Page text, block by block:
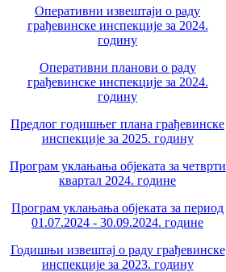
Оперативни извештаји о раду
грађевинске инспекције за 2024.
годину
Оперативни планови о раду
грађевинске инспекције за 2024.
годину
Предлог годишњег плана грађевинске
инспекције за 2025. годину
Програм уклањања објеката за четврти
квартал 2024. године
Програм уклањања објеката за период
01.07.2024 - 30.09.2024. године
Годишњи извештај о раду грађевинске
инспекције за 2023. годину